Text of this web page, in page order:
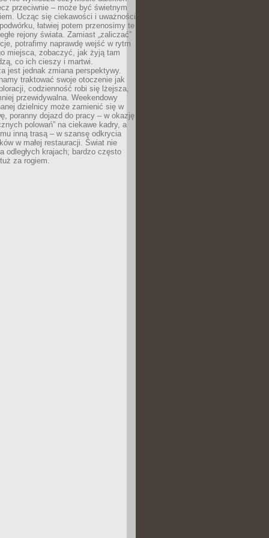
przeciwnie – może być świetnym
Ucząc się ciekawości i uważności
łatwiej potem przenosimy te
rejony świata. Zamiast „zaliczać”
potrafimy naprawdę wejść w rytm
miejsca, zobaczyć, jak żyją tam
co ich cieszy i martwi.
jest jednak zmiana perspektywy.
traktować swoje otoczenie jak
codzienność robi się lżejsza,
przewidywalna. Weekendowy
dzielnicy może zamienić się w
poranny dojazd do pracy – w okazję
polowań” na ciekawe kadry, a
inną trasą – w szansę odkrycia
w małej restauracji. Świat nie
odległych krajach; bardzo często
za rogiem.